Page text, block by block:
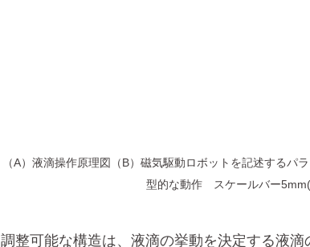
（A）液滴操作原理図（B）磁気駆動ロボットを記述する
型的な動作　スケールバー
調整可能な構造は、液滴の挙動を決定する液滴